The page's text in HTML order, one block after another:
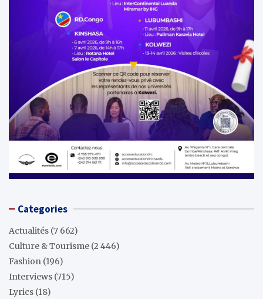
Categories
Actualités (7 662)
Culture & Tourisme (2 446)
Fashion (196)
Interviews (715)
Lyrics (18)